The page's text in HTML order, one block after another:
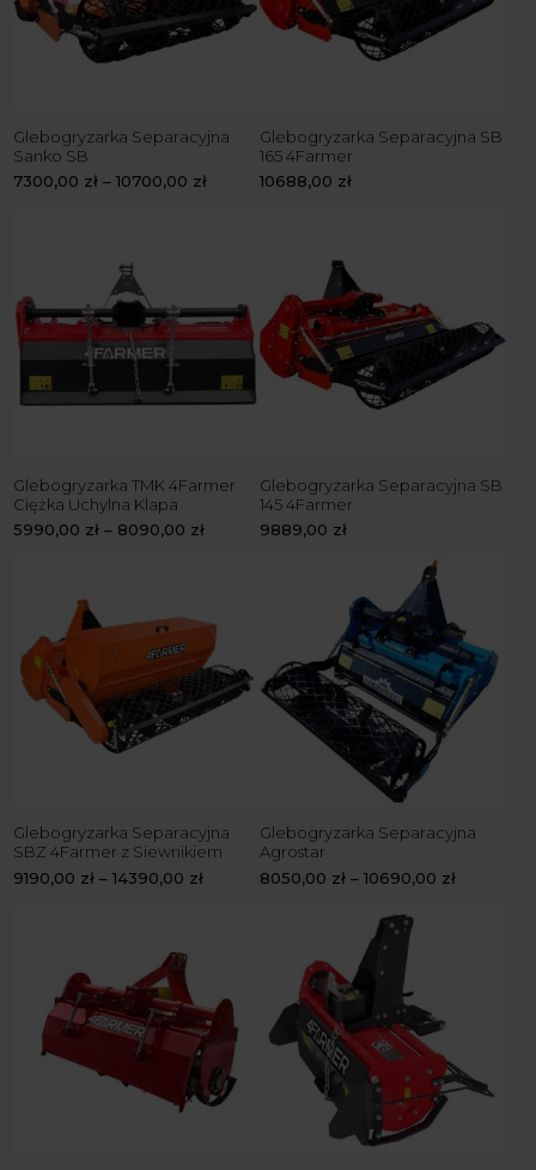
Glebogryzarka Separacyjna
Sanko SB
7300,00 zł –10700,00 zł
Glebogryzarka Separacyjna SB
165 4Farmer
10688,00 zł
Glebogryzarka TMK 4Farmer
Ciężka Uchylna Klapa
5990,00 zł – 8090,00 zł
Glebogryzarka Separacyjna SB
145 4Farmer
9889,00 zł
Glebogryzarka Separacyjna
SBZ 4Farmer z Siewnikiem
9190,00 zł –14390,00 zł
Glebogryzarka Separacyjna
Agrostar
8050,00 zł – 10690,00 zł